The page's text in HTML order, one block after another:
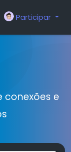
Participar
conexões e